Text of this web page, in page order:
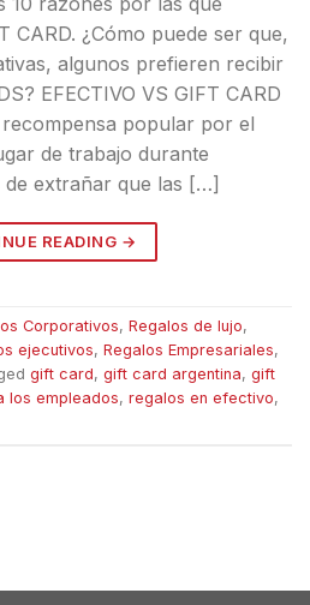
CARD. ¿Cómo puede ser que,
algunos prefieren recibir
EFECTIVO VS GIFT CARD
popular por el
de trabajo durante
de extrañar que las […]
READING →
Corporativos, Regalos de lujo,
ejecutivos, Regalos Empresariales,
gift card, gift card argentina, gift
los empleados, regalos en efectivo,